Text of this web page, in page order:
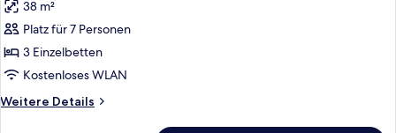
für
Deluxe-
Dreibettzimmer,
Nichtraucher
anzeigen
38 m²
Platz für 7 Personen
3 Einzelbetten
Kostenloses WLAN
Weitere Details
Weitere